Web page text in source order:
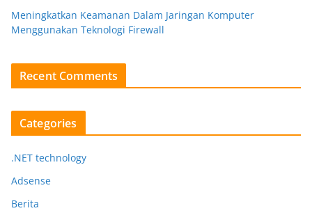
Meningkatkan Keamanan Dalam Jaringan Komputer
Menggunakan Teknologi Firewall
Recent Comments
Categories
.NET technology
Adsense
Berita